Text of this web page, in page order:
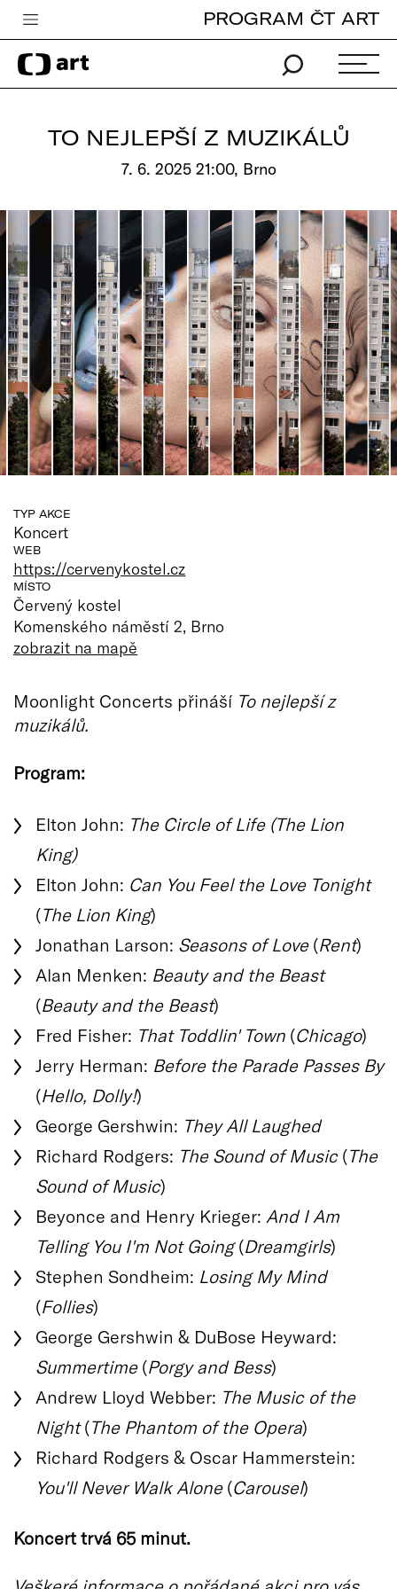
Česká televize
Zpravodajství
Pro děti
edu
Vše o ČT
PROGRAM ČT ART
TO NEJLEPŠÍ Z MUZIKÁLŮ
7. 6. 2025 21:00, Brno
TYP AKCE
Koncert
WEB
https://cervenykostel.cz
MÍSTO
Červený kostel
Komenského náměstí 2, Brno
zobrazit na mapě
Moonlight Concerts přináší To nejlepší z
muzikálů.
Program:
Elton John: The Circle of Life (The Lion
King)
Elton John: Can You Feel the Love Tonight
(The Lion King)
Jonathan Larson: Seasons of Love(Rent)
Alan Menken: Beauty and the Beast
(Beauty and the Beast)
Fred Fisher: That Toddlin' Town (Chicago)
Jerry Herman: Before the Parade Passes By
(Hello, Dolly!)
George Gershwin: They All Laughed
Richard Rodgers: The Sound of Music(The
Sound of Music)
Beyonce and Henry Krieger: And I Am
Telling You I'm Not Going(Dreamgirls)
Stephen Sondheim: Losing My Mind
(Follies)
George Gershwin & DuBose Heyward:
Summertime(Porgy and Bess)
Andrew Lloyd Webber: The Music of the
Night(The Phantom of the Opera)
Richard Rodgers & Oscar Hammerstein:
You'll Never Walk Alone(Carousel)
Koncert trvá 65 minut.